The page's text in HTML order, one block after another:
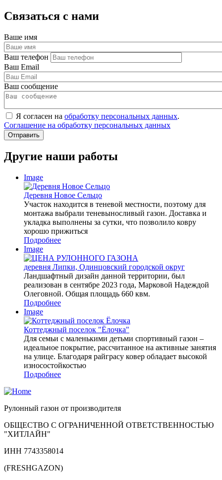
Связаться с нами
Ваше имя
Ваш телефон
Ваш Email
Ваш сообщение
Я согласен на обработку персональных данных.
Соглашение на обработку персональных данных
Другие наши работы
Image
Деревня Новое Сельцо
Участок находится в теневой местности, поэтому для
монтажа выбрали теневыносливый газон. Доставка и
укладка выполнены за сутки, что позволило ковру
хорошо прижиться
Подробнее
Image
деревня Липки, Одинцовский городской округ
Ландшафтный дизайн данной территории, был
реализован в сентябре 2023 года, Марковой Надеждой
Олеговной. Общая площадь 660 квм.
Подробнее
Image
Коттеджный поселок "Ёлочка"
Для семьи с маленькими детьми спортивный газон –
идеальное покрытие, рассчитанное на активные занятия
на улице. Благодаря райграсу ковер обладает высокой
износостойкостью
Подробнее
Рулонный газон от производителя
ОБЩЕСТВО С ОГРАНИЧЕННОЙ ОТВЕТСТВЕННОСТЬЮ
"ХИТЛАЙН"
ИНН 7743358014
(FRESHGAZON)